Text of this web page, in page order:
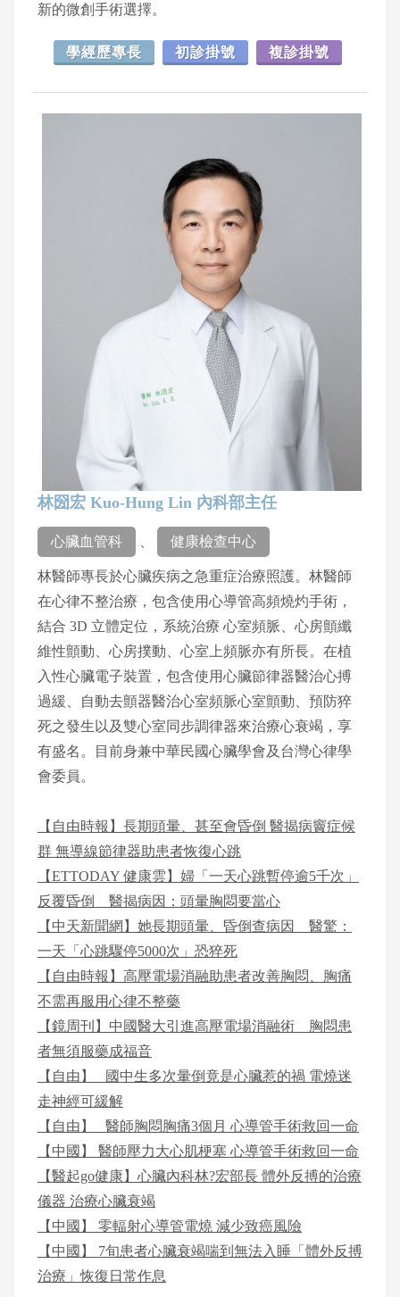
新的微創手術選擇。
學經歷專長 初診掛號 複診掛號
林圀宏 Kuo-Hung Lin 內科部主任
心臟血管科 健康檢查中心
林醫師專長於心臟疾病之急重症治療照護。林醫師
在心律不整治療，包含使用心導管高頻燒灼手術，
結合 3D 立體定位，系統治療 心室頻脈、心房顫纖
維性顫動、心房撲動、心室上頻脈亦有所長。在植
入性心臟電子裝置，包含使用心臟節律器醫治心搏
過緩、自動去顫器醫治心室頻脈心室顫動、預防猝
死之發生以及雙心室同步調律器來治療心衰竭，享
有盛名。目前身兼中華民國心臟學會及台灣心律學
會委員。
【自由時報】長期頭暈、甚至會昏倒 醫揭病竇症候
群 無導線節律器助患者恢復心跳
【ETTODAY 健康雲】婦「一天心跳暫停逾5千次」
反覆昏倒 醫揭病因：頭暈胸悶要當心
【中天新聞網】她長期頭暈、昏倒查病因 醫驚：
一天「心跳驟停5000次」恐猝死
【自由時報】高壓電場消融助患者改善胸悶、胸痛
不需再服用心律不整藥
【鏡周刊】中國醫大引進高壓電場消融術 胸悶患
者無須服藥成福音
【自由】 _國中生多次暈倒竟是心臟惹的禍 電燒迷
走神經可緩解
【自由】 _醫師胸悶胸痛3個月 心導管手術救回一命
【中國】 醫師壓力大心肌梗塞 心導管手術救回一命
【醫起go健康】心臟內科林?宏部長 體外反搏的治療
儀器 治療心臟衰竭
【中國】 零輻射心導管電燒 減少致癌風險
【中國】 7旬患者心臟衰竭喘到無法入睡「體外反搏
治療」恢復日常作息